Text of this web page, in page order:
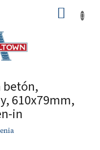
betón,
610x79mm,
in